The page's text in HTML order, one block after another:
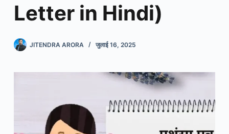
Letter in Hindi)
JITENDRA ARORA जुलाई 16, 2025